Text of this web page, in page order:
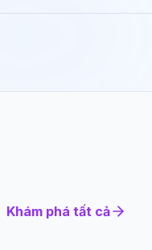
Khám phá tất cả